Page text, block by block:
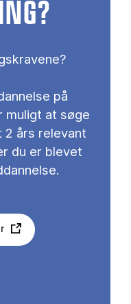
på
muligt at søge
2 års relevant
du er blevet